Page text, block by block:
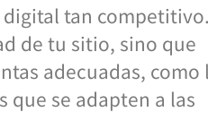
digital tan competitivo.
de tu sitio, sino que
adecuadas, como
que se adapten a las